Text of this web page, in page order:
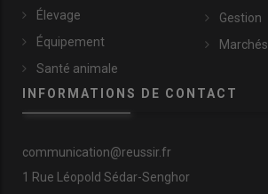
Élevage
Équipement
Santé animale
Gestion
Marchés
INFORMATIONS DE CONTACT
communication@reussir.fr
1 Rue Léopold Sédar-Senghor